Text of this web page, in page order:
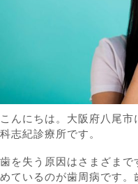
こんにちは。大阪府八尾
科志紀診療所です。
歯を失う原因はさまざま
めているのが歯周病です。